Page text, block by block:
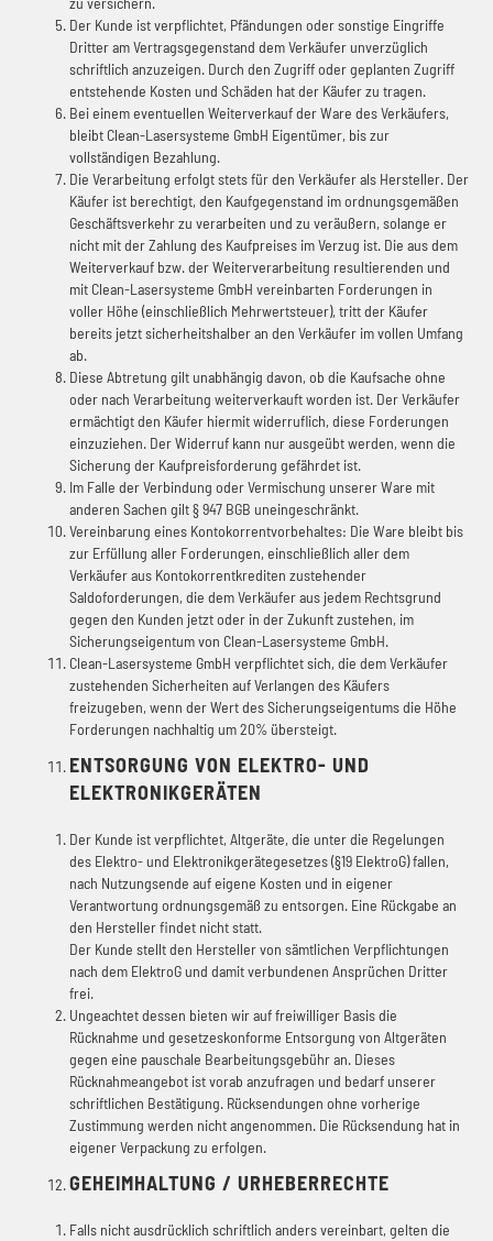
Der Kunde ist verpflichtet, Pfändungen oder sonstige Eingriffe
Dritter am Vertragsgegenstand dem Verkäufer unverzüglich
schriftlich anzuzeigen. Durch den Zugriff oder geplanten Zugriff
entstehende Kosten und Schäden hat der Käufer zu tragen.
Bei einem eventuellen Weiterverkauf der Ware des Verkäufers,
bleibt Clean-Lasersysteme GmbH Eigentümer, bis zur
vollständigen Bezahlung.
Die Verarbeitung erfolgt stets für den Verkäufer als Hersteller. Der
Käufer ist berechtigt, den Kaufgegenstand im ordnungsgemäßen
Geschäftsverkehr zu verarbeiten und zu veräußern, solange er
nicht mit der Zahlung des Kaufpreises im Verzug ist. Die aus dem
Weiterverkauf bzw. der Weiterverarbeitung resultierenden und
mit Clean-Lasersysteme GmbH vereinbarten Forderungen in
voller Höhe (einschließlich Mehrwertsteuer), tritt der Käufer
bereits jetzt sicherheitshalber an den Verkäufer im vollen Umfang
ab.
Diese Abtretung gilt unabhängig davon, ob die Kaufsache ohne
oder nach Verarbeitung weiterverkauft worden ist. Der Verkäufer
ermächtigt den Käufer hiermit widerruflich, diese Forderungen
einzuziehen. Der Widerruf kann nur ausgeübt werden, wenn die
Sicherung der Kaufpreisforderung gefährdet ist.
Im Falle der Verbindung oder Vermischung unserer Ware mit
anderen Sachen gilt § 947 BGB uneingeschränkt.
Vereinbarung eines Kontokorrentvorbehaltes: Die Ware bleibt bis
zur Erfüllung aller Forderungen, einschließlich aller dem
Verkäufer aus Kontokorrentkrediten zustehender
Saldoforderungen, die dem Verkäufer aus jedem Rechtsgrund
gegen den Kunden jetzt oder in der Zukunft zustehen, im
Sicherungseigentum von Clean-Lasersysteme GmbH.
Clean-Lasersysteme GmbH verpflichtet sich, die dem Verkäufer
zustehenden Sicherheiten auf Verlangen des Käufers
freizugeben, wenn der Wert des Sicherungseigentums die Höhe
Forderungen nachhaltig um 20% übersteigt.
ENTSORGUNG VON ELEKTRO- UND
ELEKTRONIKGERÄTEN
Der Kunde ist verpflichtet, Altgeräte, die unter die Regelungen
des Elektro- und Elektronikgerätegesetzes (§19 ElektroG) fallen,
nach Nutzungsende auf eigene Kosten und in eigener
Verantwortung ordnungsgemäß zu entsorgen. Eine Rückgabe an
den Hersteller findet nicht statt.
Der Kunde stellt den Hersteller von sämtlichen Verpflichtungen
nach dem ElektroG und damit verbundenen Ansprüchen Dritter
frei.
Ungeachtet dessen bieten wir auf freiwilliger Basis die
Rücknahme und gesetzeskonforme Entsorgung von Altgeräten
gegen eine pauschale Bearbeitungsgebühr an. Dieses
Rücknahmeangebot ist vorab anzufragen und bedarf unserer
schriftlichen Bestätigung. Rücksendungen ohne vorherige
Zustimmung werden nicht angenommen. Die Rücksendung hat in
eigener Verpackung zu erfolgen.
GEHEIMHALTUNG / URHEBERRECHTE
Falls nicht ausdrücklich schriftlich anders vereinbart, gelten die